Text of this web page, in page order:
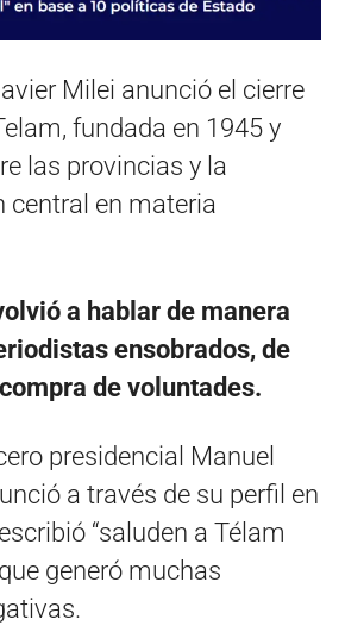
Milei anunció el cierre
fundada en 1945 y
las provincias y la
central en materia
a hablar de manera
ensobrados, de
de voluntades.
presidencial Manuel
a través de su perfil en
“saluden a Télam
generó muchas